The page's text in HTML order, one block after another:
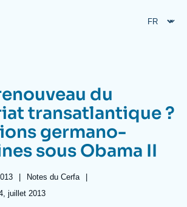
Recherches fréquentes
du
transatlantique ?
germano-
sous Obama II
|
Référence
taxonomie
Notes du Cerfa
|
juillet 2013